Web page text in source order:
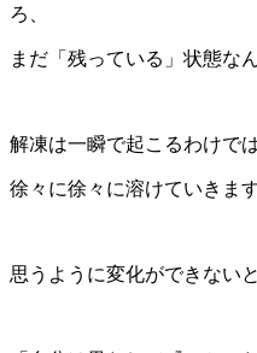
ろ、
まだ「残っている」状態な
解凍は一瞬で起こるわけでは
徐々に徐々に溶けていきます
思うように変化ができない